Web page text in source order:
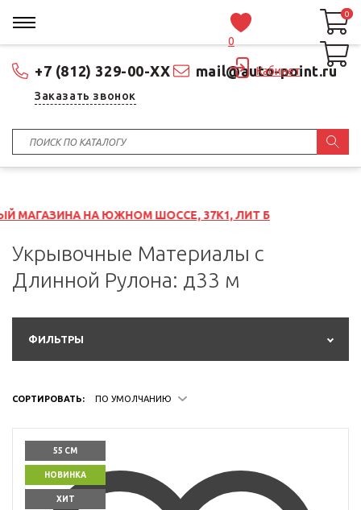
+7 (812) 329-00-XX mail@auto-point.ru
Заказать звонок
0
Кабинет
0
0
ЮЖНОМ ШОССЕ, 37К1, ЛИТ Б
Укрывочные Материалы с
Длинной Рулона: д33 м
ФИЛЬТРЫ
СОРТИРОВАТЬ: ПО УМОЛЧАНИЮ
55 СМ
НОВИНКА
ХИТ